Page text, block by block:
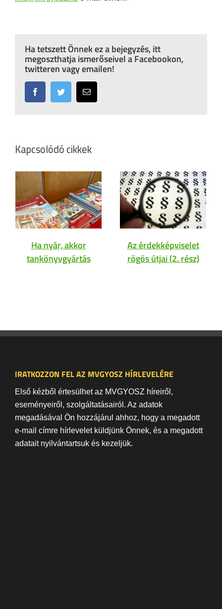
Ha tetszett Önnek ez a bejegyzés, itt
megoszthatja ismerőseivel a Facebookon,
twitteren vagy emailen!
FacebookTwitter Email:
Kapcsolódó cikkek
Ha nyár, akkor
tankönyvgyártás
Az érdekképviselet
rögös útjai (2. rész)
IRATKOZZON FEL AZ MVGYOSZ HÍRLEVELÉRE
Első kézből értesülhet az MVGYOSZ híreiről,
eseményeiről, szolgáltatásairól. Az adatok
megadásával Ön hozzájárul ahhoz, hogy a megadott
e-mail címre hírlevelet küldjünk Önnek, és a megadott
adatait nyilvántartsuk és kezeljük.